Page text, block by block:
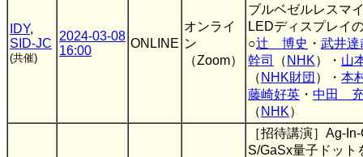
IDY,
SID-JC
(共催)
2024-03-08
16:00
ONLINE
オンライ
ン
（Zoom）
ブルベゼルレスマ
LEDディスプレイ
○辻 博史 ・ 武井達
幹司
（ NHK）・ 山
（ NHK財団 ）・ 本
藤崎好英 ・ 中田
（ NHK）
［招待講演］Ag-
S/GaSx量子ドット